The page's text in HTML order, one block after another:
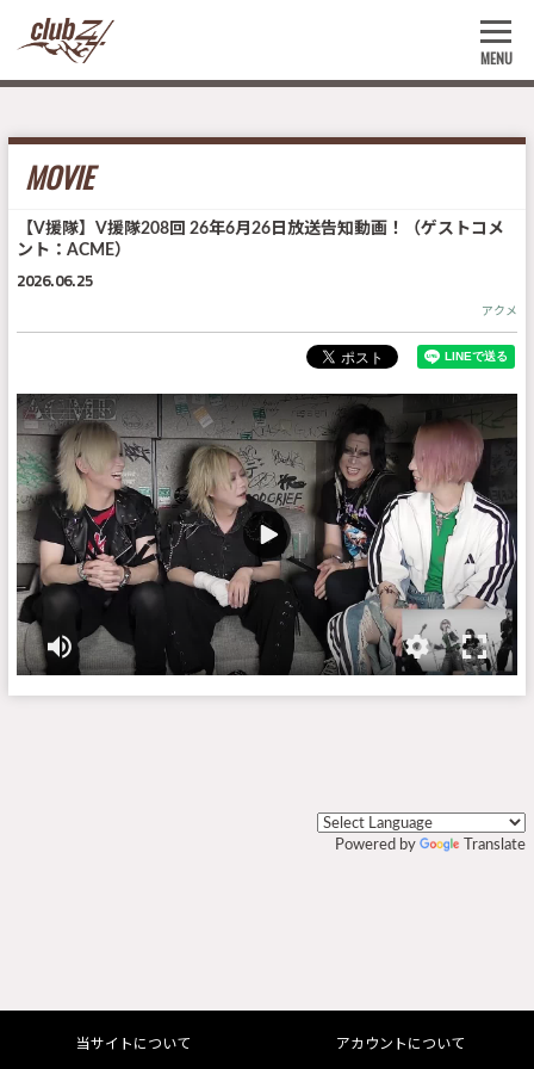
MENU
MOVIE
【V援隊】V援隊208回 26年6月26日放送告知動画！（ゲストコメ
ント：ACME）
2026.06.25
アクメ
Powered by Translate
当サイトについて アカウントについて